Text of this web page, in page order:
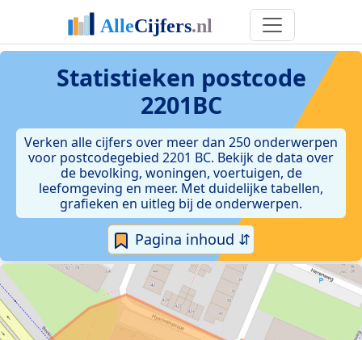
Statistieken postcode
2201BC
Verken alle cijfers over meer dan 250 onderwerpen
voor postcodegebied 2201 BC. Bekijk de data over
de bevolking, woningen, voertuigen, de
leefomgeving en meer. Met duidelijke tabellen,
grafieken en uitleg bij de onderwerpen.
Pagina inhoud ⇵